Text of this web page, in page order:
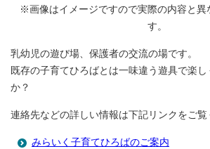
※画像はイメージですので実際の内容と異
す。
乳幼児の遊び場、保護者の交流の場です。
既存の子育てひろばとは一味違う遊具で楽
か？
連絡先などの詳しい情報は下記リンクをご覧
みらいく子育てひろばのご案内